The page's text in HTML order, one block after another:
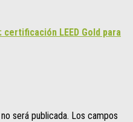
LEED Gold para
será publicada. Los campos